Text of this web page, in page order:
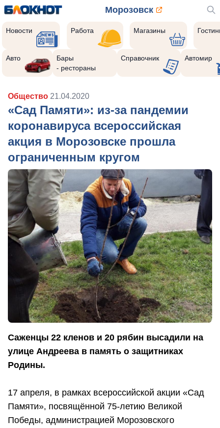
Морозовск
Новости Работа Магазины
Авто
Бары
- рестораны
Справочник Автомир
Общество 21.04.2020
«Сад Памяти»: из-за пандемии
коронавируса всероссийская
акция в Морозовске прошла
ограниченным кругом
Саженцы 22 кленов и 20 рябин высадили на
улице Андреева в память о защитниках
Родины.
17 апреля, в рамках всероссийской акции «Сад
Памяти», посвящённой 75-летию Великой
Победы, администрацией Морозовского